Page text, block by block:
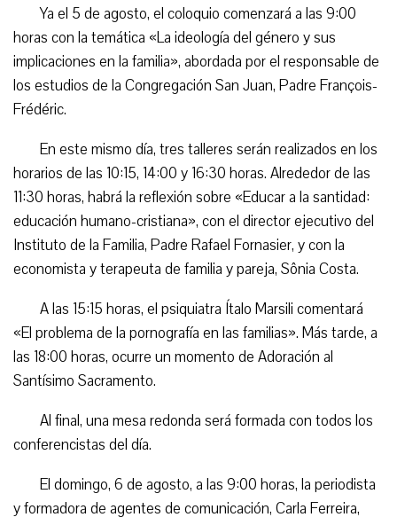
Ya el 5 de agosto, el coloquio comenzará a las 9:00
horas con la temática «La ideología del género y sus
implicaciones en la familia», abordada por el responsable de
los estudios de la Congregación San Juan, Padre François-
Frédéric.
En este mismo día, tres talleres serán realizados en los
horarios de las 10:15, 14:00 y 16:30 horas. Alrededor de las
11:30 horas, habrá la reflexión sobre «Educar a la santidad:
educación humano-cristiana», con el director ejecutivo del
Instituto de la Familia, Padre Rafael Fornasier, y con la
economista y terapeuta de familia y pareja, Sônia Costa.
A las 15:15 horas, el psiquiatra Ítalo Marsili comentará
«El problema de la pornografía en las familias». Más tarde, a
las 18:00 horas, ocurre un momento de Adoración al
Santísimo Sacramento.
Al final, una mesa redonda será formada con todos los
conferencistas del día.
El domingo, 6 de agosto, a las 9:00 horas, la periodista
y formadora de agentes de comunicación, Carla Ferreira,